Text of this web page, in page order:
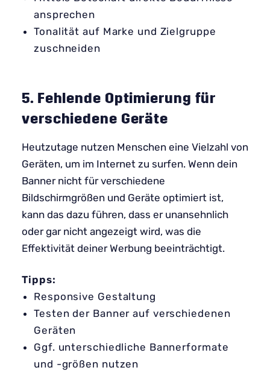
ansprechen
Tonalität auf Marke und Zielgruppe
zuschneiden
5. Fehlende Optimierung für
verschiedene Geräte
Heutzutage nutzen Menschen eine Vielzahl von
Geräten, um im Internet zu surfen. Wenn dein
Banner nicht für verschiedene
Bildschirmgrößen und Geräte optimiert ist,
kann das dazu führen, dass er unansehnlich
oder gar nicht angezeigt wird, was die
Effektivität deiner Werbung beeinträchtigt.
Tipps:
Responsive Gestaltung
Testen der Banner auf verschiedenen
Geräten
Ggf. unterschiedliche Bannerformate
und -größen nutzen